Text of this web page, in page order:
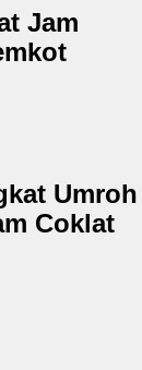
Jam
Umroh
Coklat